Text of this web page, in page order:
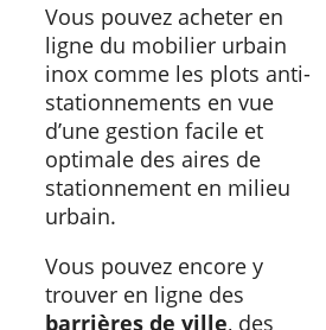
Vous pouvez acheter en
ligne du mobilier urbain
inox comme les plots anti-
stationnements en vue
d’une gestion facile et
optimale des aires de
stationnement en milieu
urbain.
Vous pouvez encore y
trouver en ligne des
barrières de ville, des